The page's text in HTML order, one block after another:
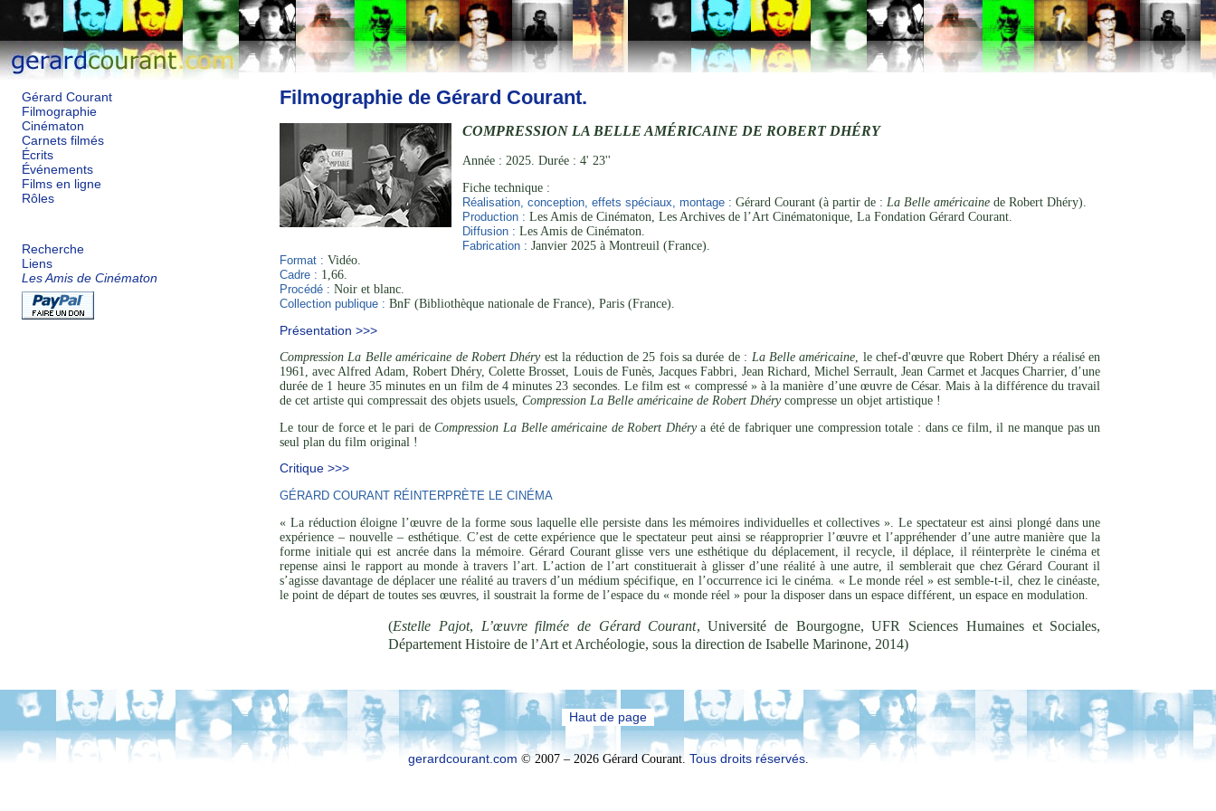
Gérard Courant
Filmographie
Cinématon
Carnets filmés
Écrits
Événements
Films en ligne
Rôles
Recherche
Liens
Les Amis de Cinématon
Filmographie de Gérard Courant.
COMPRESSION LA BELLE AMÉRICAINE DE ROBERT DHÉRY
Année : 2025. Durée : 4' 23''
Fiche technique :
Réalisation, conception, effets spéciaux, montage : Gérard Courant (à partir de : La Belle américaine de Robert Dhéry).
Production : Les Amis de Cinématon, Les Archives de l’Art Cinématonique, La Fondation Gérard Courant.
Diffusion : Les Amis de Cinématon.
Fabrication : Janvier 2025 à Montreuil (France).
Format : Vidéo.
Cadre : 1,66.
Procédé : Noir et blanc.
Collection publique : BnF (Bibliothèque nationale de France), Paris (France).
Présentation >>>
Compression La Belle américaine de Robert Dhéryest la réduction de 25 fois sa durée de : La Belle américaine, le chef-d'œuvre que Robert Dhéry a réalisé en
1961, avec Alfred Adam, Robert Dhéry, Colette Brosset, Louis de Funès, Jacques Fabbri, Jean Richard, Michel Serrault, Jean Carmet et Jacques Charrier, d’une
durée de 1 heure 35 minutes en un film de 4 minutes 23 secondes. Le film est « compressé » à la manière d’une œuvre de César. Mais à la différence du travail
de cet artiste qui compressait des objets usuels,Compression La Belle américaine de Robert Dhérycompresse un objet artistique !
Le tour de force et le pari deCompression La Belle américaine de Robert Dhérya été de fabriquer une compression totale : dans ce film, il ne manque pas un
seul plan du film original !
Critique >>>
GÉRARD COURANT RÉINTERPRÈTE LE CINÉMA
« La réduction éloigne l’œuvre de la forme sous laquelle elle persiste dans les mémoires individuelles et collectives ». Le spectateur est ainsi plongé dans une
expérience – nouvelle – esthétique. C’est de cette expérience que le spectateur peut ainsi se réapproprier l’œuvre et l’appréhender d’une autre manière que la
forme initiale qui est ancrée dans la mémoire. Gérard Courant glisse vers une esthétique du déplacement, il recycle, il déplace, il réinterprète le cinéma et
repense ainsi le rapport au monde à travers l’art. L’action de l’art constituerait à glisser d’une réalité à une autre, il semblerait que chez Gérard Courant il
s’agisse davantage de déplacer une réalité au travers d’un médium spécifique, en l’occurrence ici le cinéma. « Le monde réel » est semble-t-il, chez le cinéaste,
le point de départ de toutes ses œuvres, il soustrait la forme de l’espace du « monde réel » pour la disposer dans un espace différent, un espace en modulation.
(Estelle Pajot, L’œuvre filmée de Gérard Courant, Université de Bourgogne, UFR Sciences Humaines et Sociales,
Département Histoire de l’Art et Archéologie, sous la direction de Isabelle Marinone, 2014)
Haut de page
gerardcourant.com © 2007 – 2026 Gérard Courant. Tous droits réservés.